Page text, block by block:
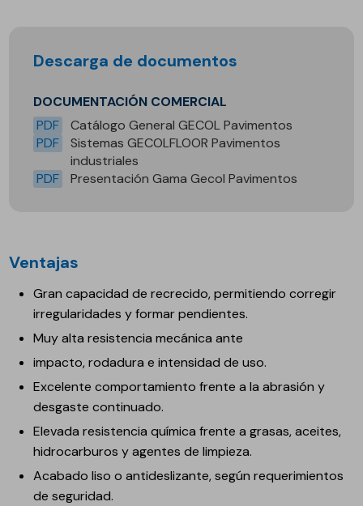
Descarga de documentos
DOCUMENTACIÓN COMERCIAL
PDF
Catálogo General GECOL Pavimentos
PDF
Sistemas GECOLFLOOR Pavimentos
industriales
PDF
Presentación Gama Gecol Pavimentos
Ventajas
Gran capacidad de recrecido, permitiendo corregir
irregularidades y formar pendientes.
Muy alta resistencia mecánica ante
impacto, rodadura e intensidad de uso.
Excelente comportamiento frente a la abrasión y
desgaste continuado.
Elevada resistencia química frente a grasas, aceites,
hidrocarburos y agentes de limpieza.
Acabado liso o antideslizante, según requerimientos
de seguridad.